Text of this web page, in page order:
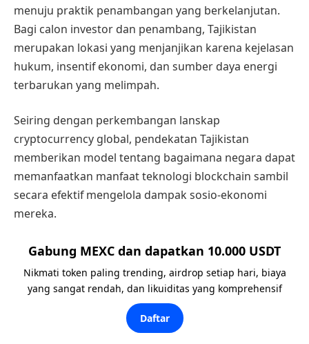
menuju praktik penambangan yang berkelanjutan.
Bagi calon investor dan penambang, Tajikistan
merupakan lokasi yang menjanjikan karena kejelasan
hukum, insentif ekonomi, dan sumber daya energi
terbarukan yang melimpah.
Seiring dengan perkembangan lanskap
cryptocurrency global, pendekatan Tajikistan
memberikan model tentang bagaimana negara dapat
memanfaatkan manfaat teknologi blockchain sambil
secara efektif mengelola dampak sosio-ekonomi
mereka.
Gabung MEXC dan dapatkan 10.000 USDT
Nikmati token paling trending, airdrop setiap hari, biaya
yang sangat rendah, dan likuiditas yang komprehensif
Daftar